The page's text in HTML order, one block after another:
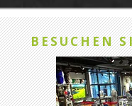
BESUCHEN